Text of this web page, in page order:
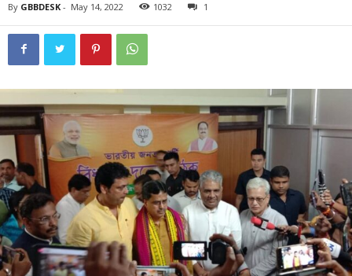
By GBBDESK - May 14, 2022 1032 1